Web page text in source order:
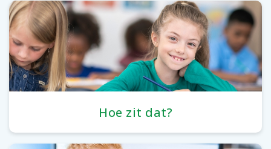
Hoe zit dat?